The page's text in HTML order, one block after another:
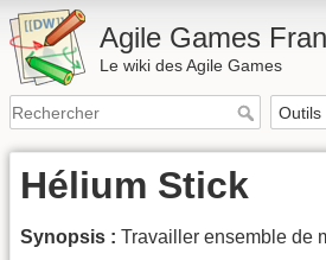
Agile Games
Le wiki des Agile Games
Hélium Stick
Synopsis : Travailler ensemble de